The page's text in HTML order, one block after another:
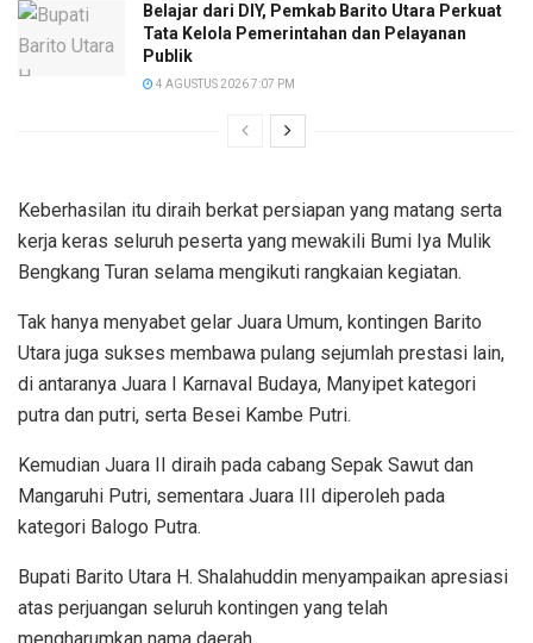
Belajar dari DIY, Pemkab Barito Utara Perkuat
Tata Kelola Pemerintahan dan Pelayanan
Publik
4 AGUSTUS 2026 7:07 PM
Keberhasilan itu diraih berkat persiapan yang matang serta
kerja keras seluruh peserta yang mewakili Bumi Iya Mulik
Bengkang Turan selama mengikuti rangkaian kegiatan.
Tak hanya menyabet gelar Juara Umum, kontingen Barito
Utara juga sukses membawa pulang sejumlah prestasi lain,
di antaranya Juara I Karnaval Budaya, Manyipet kategori
putra dan putri, serta Besei Kambe Putri.
Kemudian Juara II diraih pada cabang Sepak Sawut dan
Mangaruhi Putri, sementara Juara III diperoleh pada
kategori Balogo Putra.
Bupati Barito Utara H. Shalahuddin menyampaikan apresiasi
atas perjuangan seluruh kontingen yang telah